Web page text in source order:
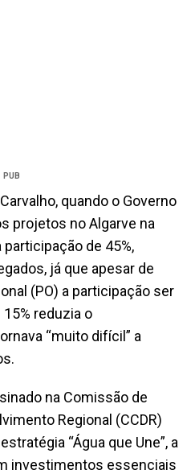
PUB
quando o Governo
projetos no Algarve na
de 45%,
já que apesar de
(PO) a participação ser
15% reduzia o
“muito difícil” a
na Comissão de
Regional (CCDR)
“Água que Une”, a
investimentos essenciais